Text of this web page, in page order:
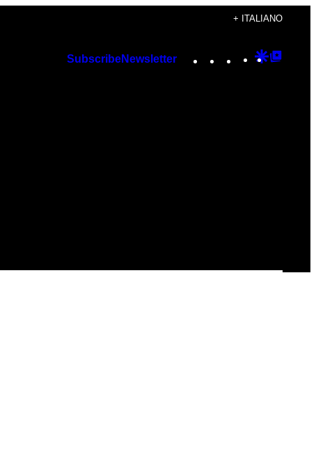
+ ITALIANO
SubscribeNewsletter Instagram
TikTok
YouTube
Google